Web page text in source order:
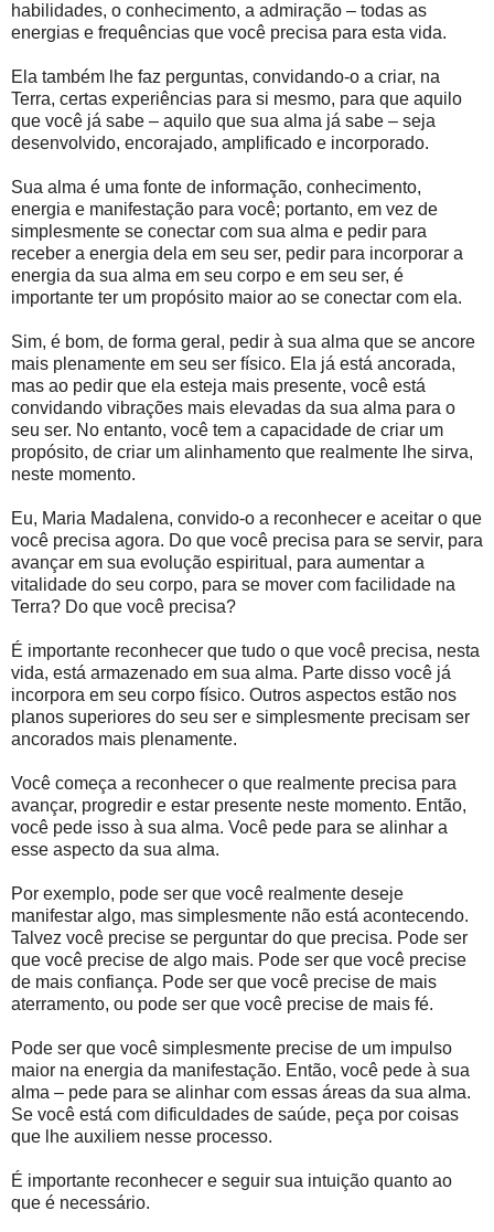
habilidades, o conhecimento, a admiração – todas as
energias e frequências que você precisa para esta vida.
Ela também lhe faz perguntas, convidando-o a criar, na
Terra, certas experiências para si mesmo, para que aquilo
que você já sabe – aquilo que sua alma já sabe – seja
desenvolvido, encorajado, amplificado e incorporado.
Sua alma é uma fonte de informação, conhecimento,
energia e manifestação para você; portanto, em vez de
simplesmente se conectar com sua alma e pedir para
receber a energia dela em seu ser, pedir para incorporar a
energia da sua alma em seu corpo e em seu ser, é
importante ter um propósito maior ao se conectar com ela.
Sim, é bom, de forma geral, pedir à sua alma que se ancore
mais plenamente em seu ser físico. Ela já está ancorada,
mas ao pedir que ela esteja mais presente, você está
convidando vibrações mais elevadas da sua alma para o
seu ser. No entanto, você tem a capacidade de criar um
propósito, de criar um alinhamento que realmente lhe sirva,
neste momento.
Eu, Maria Madalena, convido-o a reconhecer e aceitar o que
você precisa agora. Do que você precisa para se servir, para
avançar em sua evolução espiritual, para aumentar a
vitalidade do seu corpo, para se mover com facilidade na
Terra? Do que você precisa?
É importante reconhecer que tudo o que você precisa, nesta
vida, está armazenado em sua alma. Parte disso você já
incorpora em seu corpo físico. Outros aspectos estão nos
planos superiores do seu ser e simplesmente precisam ser
ancorados mais plenamente.
Você começa a reconhecer o que realmente precisa para
avançar, progredir e estar presente neste momento. Então,
você pede isso à sua alma. Você pede para se alinhar a
esse aspecto da sua alma.
Por exemplo, pode ser que você realmente deseje
manifestar algo, mas simplesmente não está acontecendo.
Talvez você precise se perguntar do que precisa. Pode ser
que você precise de algo mais. Pode ser que você precise
de mais confiança. Pode ser que você precise de mais
aterramento, ou pode ser que você precise de mais fé.
Pode ser que você simplesmente precise de um impulso
maior na energia da manifestação. Então, você pede à sua
alma – pede para se alinhar com essas áreas da sua alma.
Se você está com dificuldades de saúde, peça por coisas
que lhe auxiliem nesse processo.
É importante reconhecer e seguir sua intuição quanto ao
que é necessário.